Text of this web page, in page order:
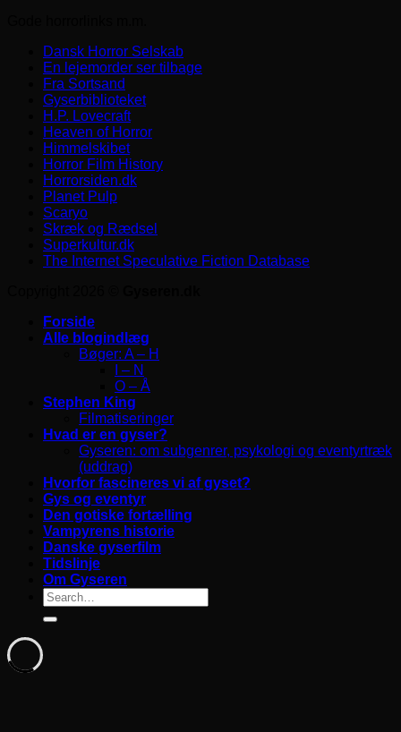
Dansk Horror Selskab
En lejemorder ser tilbage
Fra Sortsand
Gyserbiblioteket
H.P. Lovecraft
Heaven of Horror
Himmelskibet
Horror Film History
Horrorsiden.dk
Planet Pulp
Scaryo
Skræk og Rædsel
Superkultur.dk
The Internet Speculative Fiction Database
Forside
Alle blogindlæg
Bøger: A – H
I – N
O – Å
Stephen King
Filmatiseringer
Hvad er en gyser?
Gyseren: om subgenrer, psykologi og eventyrtræk
(uddrag)
Hvorfor fascineres vi af gyset?
Gys og eventyr
Den gotiske fortælling
Vampyrens historie
Danske gyserfilm
Tidslinje
Om Gyseren